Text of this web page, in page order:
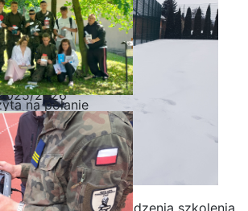
certyfikatów
w roku
2026
na polanie
do przeprowadzenia szkolenia